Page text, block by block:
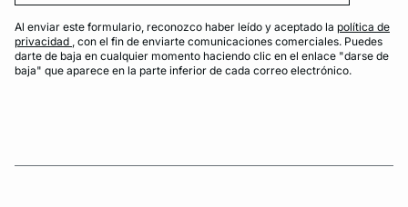
Al enviar este formulario, reconozco haber leído y aceptado la política de
privacidad , con el fin de enviarte comunicaciones comerciales. Puedes
darte de baja en cualquier momento haciendo clic en el enlace "darse de
baja" que aparece en la parte inferior de cada correo electrónico.